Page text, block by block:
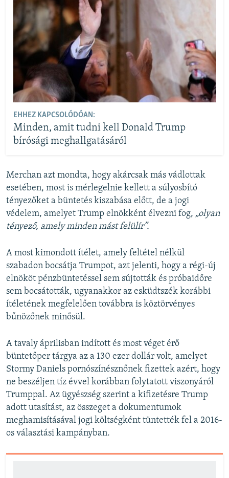
EHHEZ KAPCSOLÓDÓAN:
Minden, amit tudni kell Donald Trump
bírósági meghallgatásáról
Merchan azt mondta, hogy akárcsak más vádlottak
esetében, most is mérlegelnie kellett a súlyosbító
tényezőket a büntetés kiszabása előtt, de a jogi
védelem, amelyet Trump elnökként élvezni fog, „olyan
tényező, amely minden mást felülír”.
A most kimondott ítélet, amely feltétel nélkül
szabadon bocsátja Trumpot, azt jelenti, hogy a régi-új
elnököt pénzbüntetéssel sem sújtották és próbaidőre
sem bocsátották, ugyanakkor az esküdtszék korábbi
ítéletének megfelelően továbbra is köztörvényes
bűnözőnek minősül.
A tavaly áprilisban indított és most véget érő
büntetőper tárgya az a 130 ezer dollár volt, amelyet
Stormy Daniels pornószínésznőnek fizettek azért, hogy
ne beszéljen tíz évvel korábban folytatott viszonyáról
Trumppal. Az ügyészség szerint a kifizetésre Trump
adott utasítást, az összeget a dokumentumok
meghamisításával jogi költségként tüntették fel a 2016-
os választási kampányban.